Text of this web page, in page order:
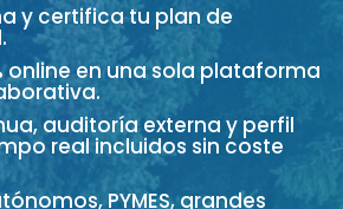
y certifica tu plan de
online en una sola plataforma
auditoría externa y perfil
real incluidos sin coste
PYMES, grandes